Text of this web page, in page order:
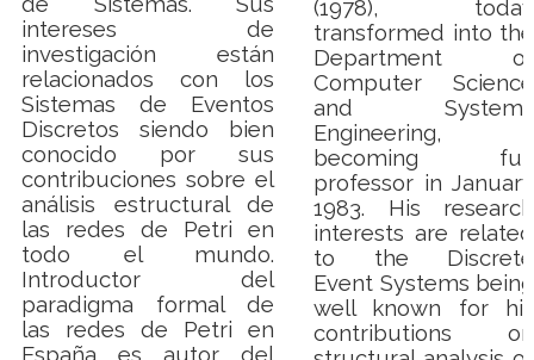
intereses de
investigación están
relacionados con los
Sistemas de Eventos
Discretos siendo bien
conocido por sus
contribuciones sobre el
análisis estructural de
las redes de Petri en
todo el mundo.
Introductor del
paradigma formal de
las redes de Petri en
España es autor del
(1978), today
transformed into the
Department of
Computer Science
and Systems
Engineering,
becoming full
professor in January
1983. His research
interests are related
to the Discrete
Event Systems being
well known for his
contributions on